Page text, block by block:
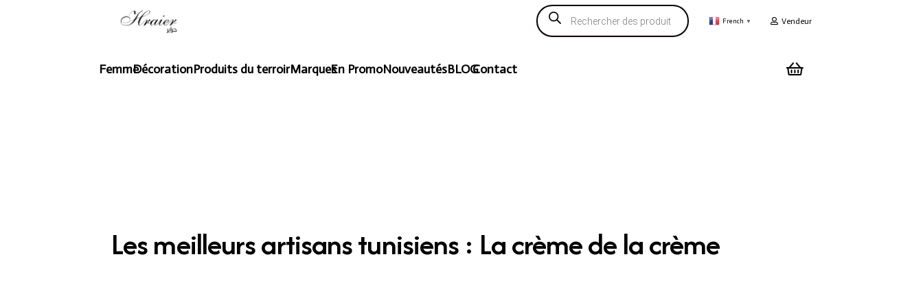
Recherche
de
produits
French ▼ Vendeur
FemmeDécorationProduits du terroirMarquesEn PromoNouveautésBLOGContact
Les meilleurs artisans tunisiens : La crème de la crème